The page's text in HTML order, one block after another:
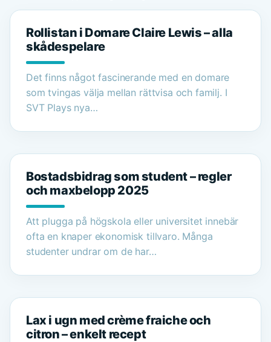
Rollistan i Domare Claire Lewis – alla
skådespelare
Det finns något fascinerande med en domare
som tvingas välja mellan rättvisa och familj. I
SVT Plays nya…
Bostadsbidrag som student – regler
och maxbelopp 2025
Att plugga på högskola eller universitet innebär
ofta en knaper ekonomisk tillvaro. Många
studenter undrar om de har…
Lax i ugn med crème fraiche och
citron – enkelt recept